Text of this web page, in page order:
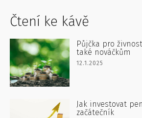
Čtení ke kávě
Půjčka pro
také nováčkům
12.1.2025
Jak investovat
začátečník